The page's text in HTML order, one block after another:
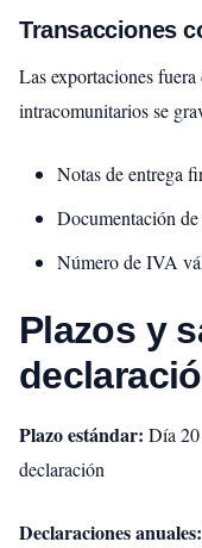
Transacciones
Las exportaciones
intracomunitarios se
Notas de entrega
Documentación
Número de IVA
Plazos y
Plazo estándar: Día
declaración
Declaraciones anuales: